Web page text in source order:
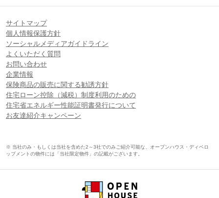
サイトマップ
個人情報保護方針
ソーシャルメディアガイドライン
よくいただく質問
お問い合わせ
企業情報
保険商品の販売に関する勧誘方針
住宅ローン控除（減税）制度利用のための
住宅省エネルギー性能証明書発行について
お友達紹介キャンペーン
※ 当社のみ・もしくは当社を含めた2～3社でのみご紹介可能な、オープンハウス・ディベロ
ップメントの物件には「当社限定物件」の記載がございます。